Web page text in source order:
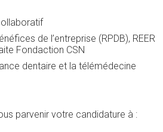
de l’entreprise (RPDB), REER
Fondaction CSN
dentaire et la télémédecine
parvenir votre candidature à :